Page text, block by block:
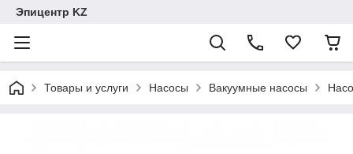
Эпицентр KZ
Товары и услуги Насосы Вакуумные насосы